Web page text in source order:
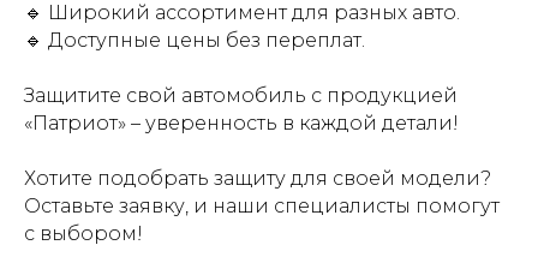
🔹 Широкий ассортимент для разных авто.
🔹 Доступные цены без переплат.
Защитите свой автомобиль с продукцией
«Патриот» – уверенность в каждой детали!
Хотите подобрать защиту для своей модели?
Оставьте заявку, и наши специалисты помогут
с выбором!